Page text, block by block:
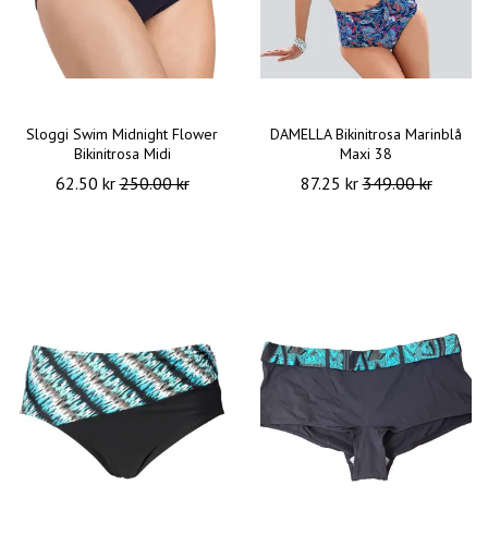
Sloggi Swim Midnight Flower
Bikinitrosa Midi
62.50 kr250.00 kr
DAMELLA Bikinitrosa Marinblå
Maxi 38
87.25 kr349.00 kr